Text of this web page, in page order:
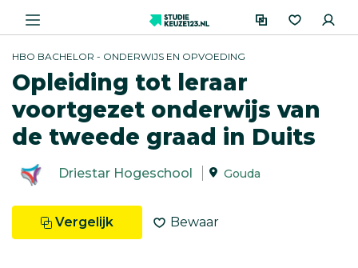
HBO BACHELOR - ONDERWIJS EN OPVOEDING
Opleiding tot leraar
voortgezet onderwijs van
de tweede graad in Duits
Driestar Hogeschool Gouda
Vergelijk Bewaar